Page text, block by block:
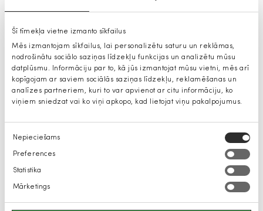
Šī tīmekļa vietne izmanto sīkfailus
Mēs izmantojam sīkfailus, lai personalizētu saturu un reklāmas,
nodrošinātu sociālo saziņas līdzekļu funkcijas un analizētu mūsu
datplūsmu. Informāciju par to, kā jūs izmantojat mūsu vietni, mēs arī
kopīgojam ar saviem sociālās saziņas līdzekļu, reklamēšanas un
analīzes partneriem, kuri to var apvienot ar citu informāciju, ko
viņiem sniedzat vai ko viņi apkopo, kad lietojat viņu pakalpojumus.
Piekrišanas
izvēle
Nepieciešams
Preferences
Statistika
Mārketings
Calvin Klein Jeans sievietēm